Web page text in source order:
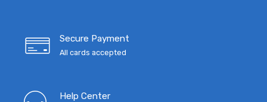
Secure Payment
All cards accepted
Help Center